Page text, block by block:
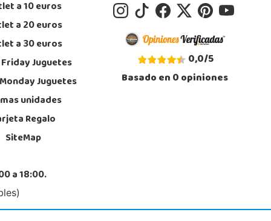
Juguetilandia Finestrat
Alberti nº 4
Tienda
STOCK DISPONIBLE
Juguetilandia Jerez de la Frontera
de la Frontera
910
Tienda
a 10 euros
a 20 euros
a 30 euros
Juguetes
Juguetes
unidades
Regalo
SiteMap
0,0/5
Basado en0opiniones
a 18:00.